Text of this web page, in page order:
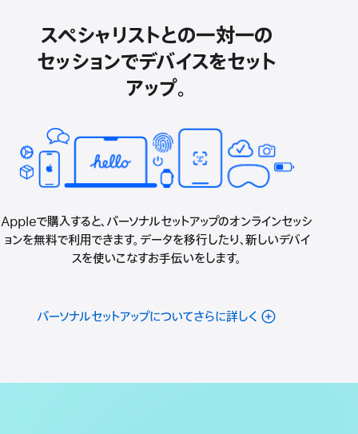
スペシャリストとの一対一の
セッションでデバイスをセット
アップ。
Appleで購入すると、パーソナルセットアップのオンラインセッシ
ョンを無料で利用できます。データを移行したり、新しいデバイ
スを使いこなすお手伝いをします。
パーソナルセットアップについてさらに詳しく